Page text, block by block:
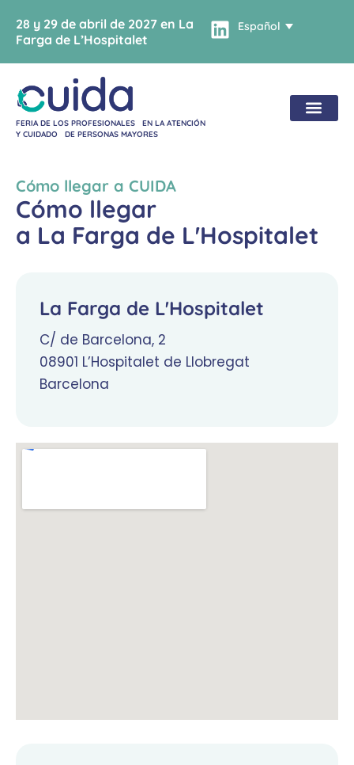
28 y 29 de abril de 2027 en La
Farga de L’Hospitalet
Español
FERIA DE LOS PROFESIONALES EN LA ATENCIÓN
Y CUIDADO DE PERSONAS MAYORES
Cómo llegar a CUIDA
Cómo llegar
a La Farga de L'Hospitalet
La Farga de L'Hospitalet​
C/ de Barcelona, 2
08901 L’Hospitalet de Llobregat
Barcelona